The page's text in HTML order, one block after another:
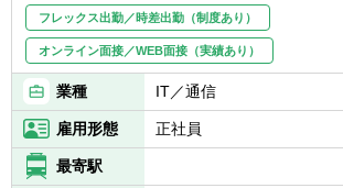
実行・レビュー
・のれんの減損テスト:
キャッシュ生成単位（
グ、将来CFの見積り、減
スの主導
・税効果会計: IFRSベー
にPPAや評価性引当金由
フレックス出勤／時差出勤（制度あり）
オンライン面接／WEB面接（実績あり）
業種 IT／通信
雇用形態 正社員
最寄駅